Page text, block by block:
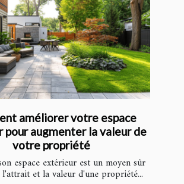
améliorer votre espace
pour augmenter la valeur de
votre propriété
espace extérieur est un moyen sûr
et la valeur d'une propriété...